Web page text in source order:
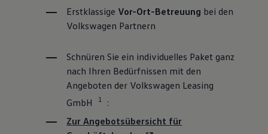
Erstklassige Vor-Ort-Betreuung bei den
Volkswagen Partnern
Schnüren Sie ein individuelles Paket ganz
nach Ihren Bedürfnissen mit den
Angeboten der Volkswagen Leasing
GmbH
1
:
Zur Angebotsübersicht für